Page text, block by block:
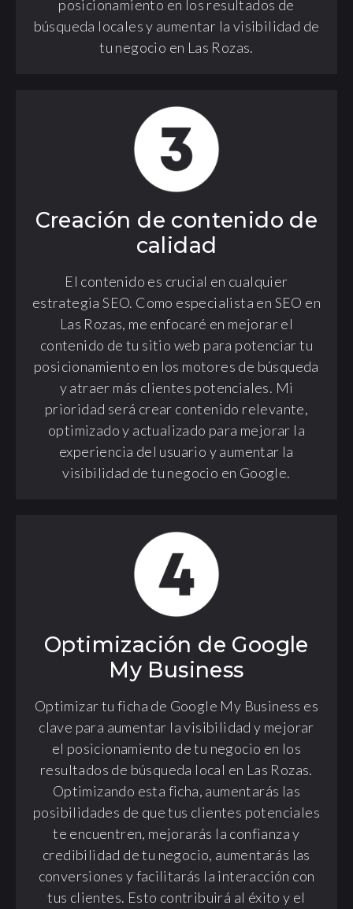
posicionamiento en los resultados de
búsqueda locales y aumentar la visibilidad de
tu negocio en Las Rozas.
Creación de contenido de
calidad
El contenido es crucial en cualquier
estrategia SEO. Como especialista en SEO en
Las Rozas, me enfocaré en mejorar el
contenido de tu sitio web para potenciar tu
posicionamiento en los motores de búsqueda
y atraer más clientes potenciales. Mi
prioridad será crear contenido relevante,
optimizado y actualizado para mejorar la
experiencia del usuario y aumentar la
visibilidad de tu negocio en Google.
Optimización de Google
My Business
Optimizar tu ficha de Google My Business es
clave para aumentar la visibilidad y mejorar
el posicionamiento de tu negocio en los
resultados de búsqueda local en Las Rozas.
Optimizando esta ficha, aumentarás las
posibilidades de que tus clientes potenciales
te encuentren, mejorarás la confianza y
credibilidad de tu negocio, aumentarás las
conversiones y facilitarás la interacción con
tus clientes. Esto contribuirá al éxito y el